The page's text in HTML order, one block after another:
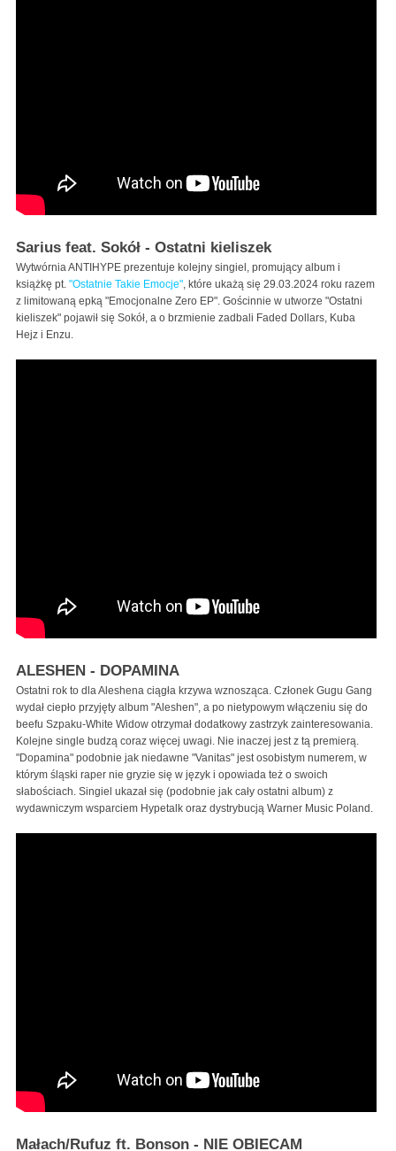
Sarius feat. Sokół - Ostatni kieliszek
Wytwórnia ANTIHYPE prezentuje kolejny singiel, promujący album i
książkę pt. "Ostatnie Takie Emocje", które ukażą się 29.03.2024 roku razem
z limitowaną epką "Emocjonalne Zero EP". Gościnnie w utworze "Ostatni
kieliszek" pojawił się Sokół, a o brzmienie zadbali Faded Dollars, Kuba
Hejz i Enzu.
ALESHEN - DOPAMINA
Ostatni rok to dla Aleshena ciągła krzywa wznosząca. Członek Gugu Gang
wydał ciepło przyjęty album "Aleshen", a po nietypowym włączeniu się do
beefu Szpaku-White Widow otrzymał dodatkowy zastrzyk zainteresowania.
Kolejne single budzą coraz więcej uwagi. Nie inaczej jest z tą premierą.
"Dopamina" podobnie jak niedawne "Vanitas" jest osobistym numerem, w
którym śląski raper nie gryzie się w język i opowiada też o swoich
słabościach. Singiel ukazał się (podobnie jak cały ostatni album) z
wydawniczym wsparciem Hypetalk oraz dystrybucją Warner Music Poland.
Małach/Rufuz ft. Bonson - NIE OBIECAM